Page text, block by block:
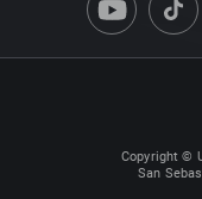
Copyright ©
San